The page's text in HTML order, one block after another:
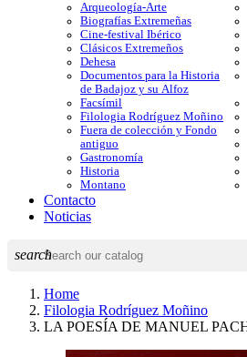
Arqueología-Arte
Biografías Extremeñas
Cine-festival Ibérico
Clásicos Extremeños
Dehesa
Documentos para la Historia
de Badajoz y su Alfoz
Facsímil
Filologia Rodríguez Moñino
Fuera de colección y Fondo
antiguo
Gastronomía
Historia
Montano
Contacto
Noticias
search
Home
Filologia Rodríguez Moñino
LA POESÍA DE MANUEL